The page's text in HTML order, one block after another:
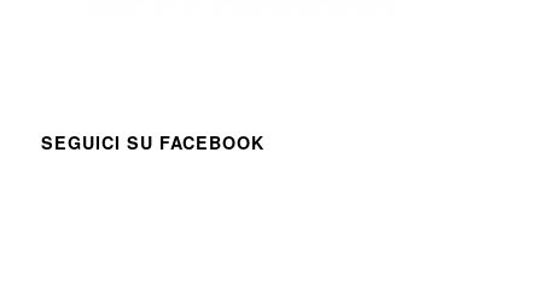
SEGUICI SU FACEBOOK